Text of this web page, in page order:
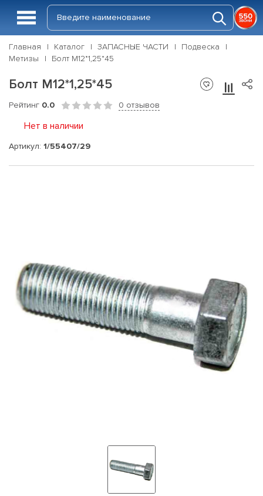
Главная Каталог ЗАПАСНЫЕ ЧАСТИ
Подвеска
Метизы
Болт М12*1,25*45
Болт М12*1,25*45
Рейтинг 0.0 0 отзывов
Нет в наличии
Артикул: 1/55407/29